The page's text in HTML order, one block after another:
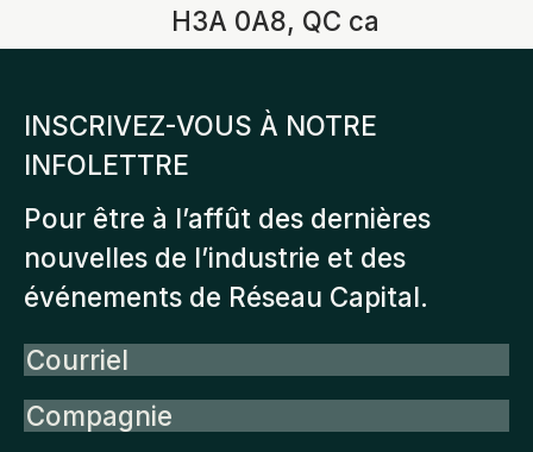
H3A 0A8, QC ca
INSCRIVEZ-VOUS À NOTRE
INFOLETTRE
Pour être à l’affût des dernières
nouvelles de l’industrie et des
événements de Réseau Capital.
Courriel
Compagnie